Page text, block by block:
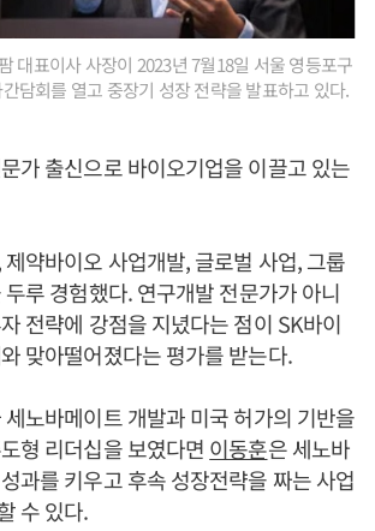
대표이사 사장이 2023년 7월18일 서울 영등포구
담회를 열고 중장기 성장 전략을 발표하고 있다.
가 출신으로 바이오기업을 이끌고 있는
약바이오 사업개발, 글로벌 사업, 그룹
루 경험했다. 연구개발 전문가가 아니
전략에 강점을 지녔다는 점이 SK바이
맞아떨어졌다는 평가를 받는다.
노바메이트 개발과 미국 허가의 기반을
형 리더십을 보였다면 이동훈은 세노바
과를 키우고 후속 성장전략을 짜는 사업
수 있다.